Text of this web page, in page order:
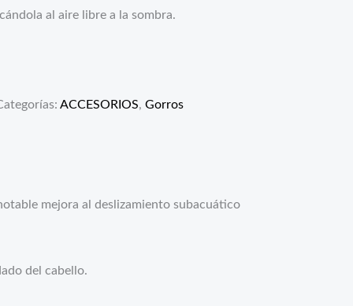
al aire libre a la sombra.
ACCESORIOS, Gorros
mejora al deslizamiento subacuático
del cabello.